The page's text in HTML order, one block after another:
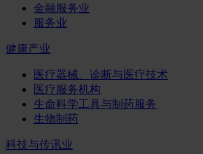
金融服务业
服务业
健康产业
医疗器械、诊断与医疗技术
医疗服务机构
生命科学工具与制药服务
生物制药
科技与传讯业